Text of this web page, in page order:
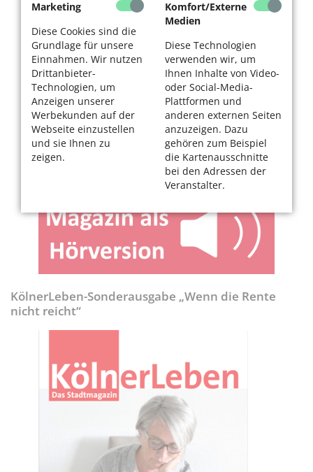
Marketing
Diese Cookies sind die
Grundlage für unsere
Einnahmen. Wir nutzen
Drittanbieter-
Technologien, um
Anzeigen unserer
Werbekunden auf der
Webseite einzustellen
und sie Ihnen zu
zeigen.
Komfort/Externe
Medien
Diese Technologien
verwenden wir, um
Ihnen Inhalte von Video-
oder Social-Media-
Plattformen und
anderen externen Seiten
anzuzeigen. Dazu
gehören zum Beispiel
die Kartenausschnitte
bei den Adressen der
Veranstalter.
KölnerLeben-Sonderausgabe „Wenn die Rente
nicht reicht“